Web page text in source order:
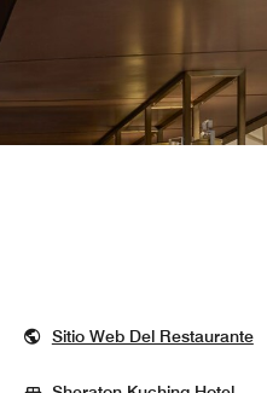
Sitio Web Del Restaurante